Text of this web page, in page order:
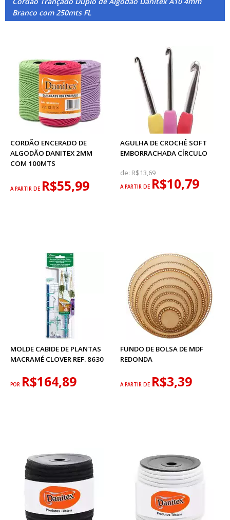
Branco com 250mts FL
CORDÃO ENCERADO DE
ALGODÃO DANITEX 2MM
COM 100MTS
A PARTIR DE R$55,99
AGULHA DE CROCHÊ SOFT
EMBORRACHADA CÍRCULO
de: R$13,69
A PARTIR DE R$10,79
MOLDE CABIDE DE PLANTAS
MACRAMÉ CLOVER REF. 8630
POR R$164,89
FUNDO DE BOLSA DE MDF
REDONDA
A PARTIR DE R$3,39